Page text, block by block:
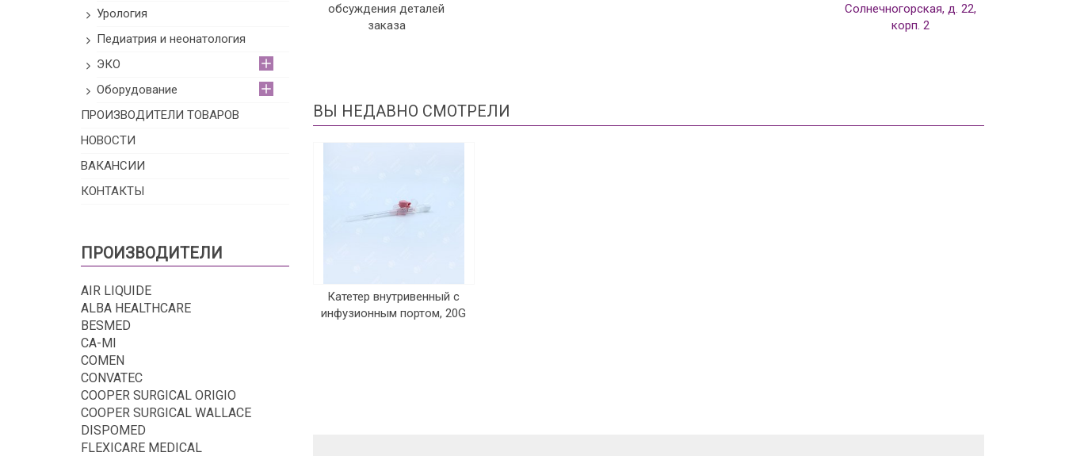
обсуждения деталей
заказа
Солнечногорская, д. 22,
корп. 2
ВЫ НЕДАВНО СМОТРЕЛИ
Катетер внутривенный с
инфузионным портом, 20G
Урология
Педиатрия и неонатология
ЭКО
Оборудование
ПРОИЗВОДИТЕЛИ ТОВАРОВ
НОВОСТИ
ВАКАНСИИ
КОНТАКТЫ
ПРОИЗВОДИТЕЛИ
AIR LIQUIDE
ALBA HEALTHCARE
BESMED
CA-MI
COMEN
CONVATEC
COOPER SURGICAL ORIGIO
COOPER SURGICAL WALLACE
DISPOMED
FLEXICARE MEDICAL